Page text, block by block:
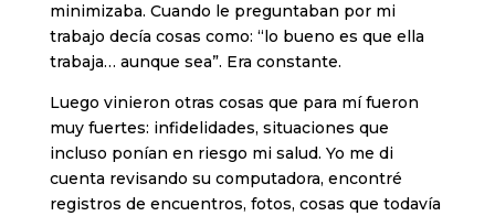
minimizaba. Cuando le preguntaban por mi
trabajo decía cosas como: “lo bueno es que ella
trabaja… aunque sea”. Era constante.
Luego vinieron otras cosas que para mí fueron
muy fuertes: infidelidades, situaciones que
incluso ponían en riesgo mi salud. Yo me di
cuenta revisando su computadora, encontré
registros de encuentros, fotos, cosas que todavía